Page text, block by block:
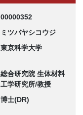
00000352
ミツバヤシコウジ
東京科学大学
総合研究院 生体材料
工学研究所/教授
博士(DR)